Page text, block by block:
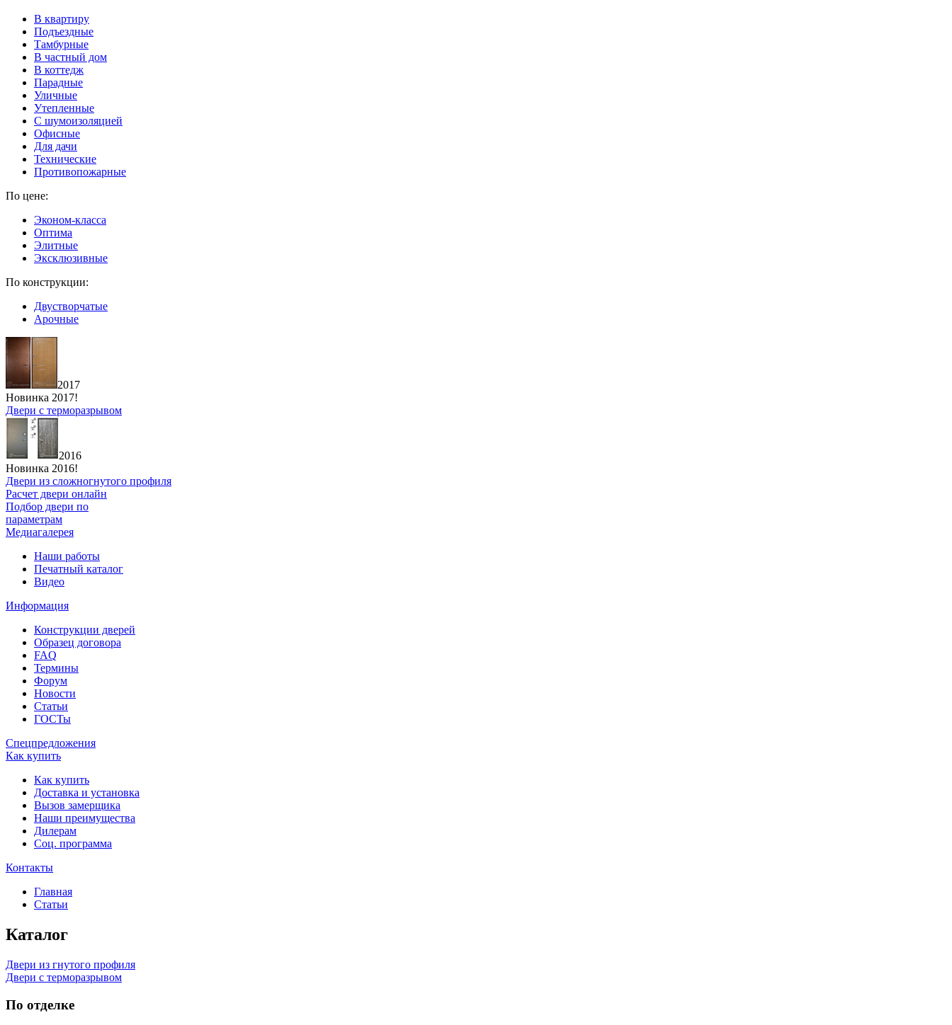
В квартиру
Подъездные
Тамбурные
В частный дом
В коттедж
Парадные
Уличные
Утепленные
C шумоизоляцией
Офисные
Для дачи
Технические
Противопожарные
По цене:
Эконом-класса
Оптима
Элитные
Эксклюзивные
По конструкции:
Двустворчатые
Арочные
2017
Новинка 2017!
Двери с терморазрывом
2016
Новинка 2016!
Двери из сложногнутого профиля
Расчет двери онлайн
Подбор двери по
параметрам
Медиагалерея
Наши работы
Печатный каталог
Видео
Информация
Конструкции дверей
Образец договора
FAQ
Термины
Форум
Новости
Статьи
ГОСТы
Спецпредложения
Как купить
Как купить
Доставка и установка
Вызов замерщика
Наши преимущества
Дилерам
Соц. программа
Контакты
Главная
Статьи
Каталог
Двери из гнутого профиля
Двери с терморазрывом
По отделке